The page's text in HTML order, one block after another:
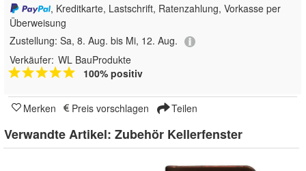
, Kreditkarte, Lastschrift, Ratenzahlung, Vorkasse per
Überweisung
Zustellung: Sa, 8. Aug. bis Mi, 12. Aug.
Verkäufer: WL BauProdukte
100% positiv
Merken Preis vorschlagen Teilen
Verwandte Artikel: Zubehör Kellerfenster